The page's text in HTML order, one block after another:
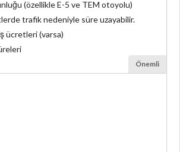
(özellikle E-5 ve TEM otoyolu)
trafik nedeniyle süre uzayabilir.
ücretleri (varsa)
Önemli